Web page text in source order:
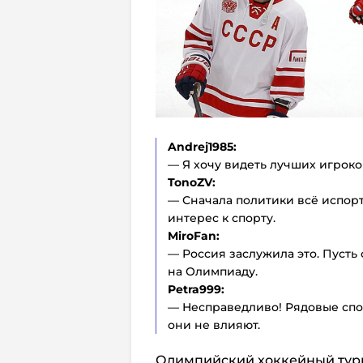
Andrej1985:
— Я хочу видеть лучших
TonoZV:
— Сначала политики всё
интерес к спорту.
MiroFan:
— Россия заслужила это. Пусть
на Олимпиаду.
Petra999:
— Несправедливо! Рядовые
они не влияют.